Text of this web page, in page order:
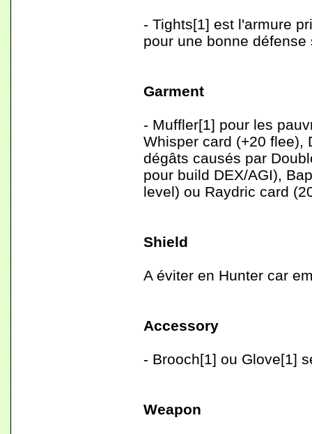
- Tights[1] est l'armure
pour une bonne
Garment
- Muffler[1] pour les
Whisper card (+20 flee),
dégâts causés par
pour build DEX/AGI),
level) ou Raydric card
Shield
A éviter en Hunter car
Accessory
- Brooch[1] ou Glove[1]
Weapon